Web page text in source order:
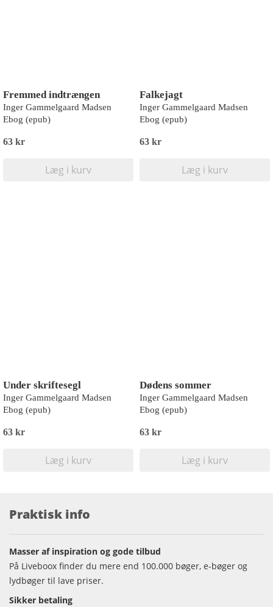
Fremmed indtrængen
Inger Gammelgaard Madsen
Ebog (epub)
63 kr
Læg i kurv
Falkejagt
Inger Gammelgaard Madsen
Ebog (epub)
63 kr
Læg i kurv
Under skriftesegl
Inger Gammelgaard Madsen
Ebog (epub)
63 kr
Læg i kurv
Dødens sommer
Inger Gammelgaard Madsen
Ebog (epub)
63 kr
Læg i kurv
Praktisk info
Masser af inspiration og gode tilbud
På Liveboox finder du mere end 100.000 bøger, e-bøger og
lydbøger til lave priser.
Sikker betaling